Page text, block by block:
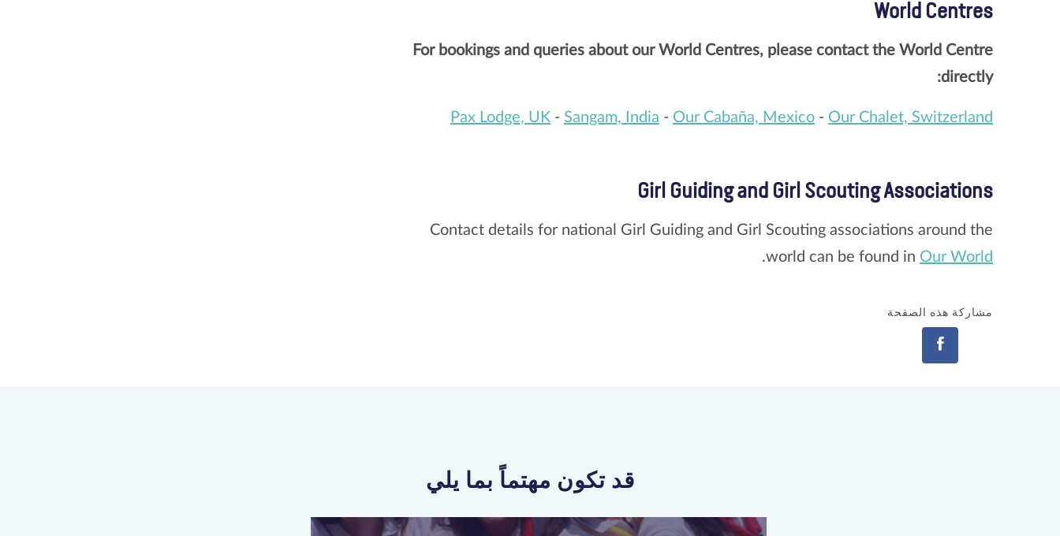
World Centres
For bookings and queries about our World Centres, please contact the World Centre
directly:
Pax Lodge, UK - Sangam, India - Our Cabaña, Mexico - Our Chalet, Switzerland
Girl Guiding and Girl Scouting Associations
Contact details for national Girl Guiding and Girl Scouting associations around the
world can be found in Our World
.
مشاركة هذه الصفحة
قد تكون مهتماً بما يلي